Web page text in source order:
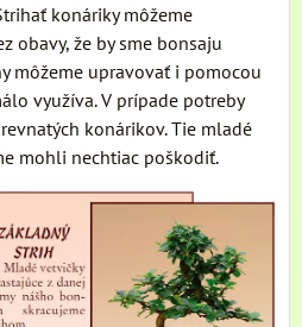
konáriky môžeme
obavy, že by sme bonsaju
môžeme upravovať i pomocou
využíva. V prípade potreby
konárikov. Tie mladé
mohli nechtiac poškodiť.